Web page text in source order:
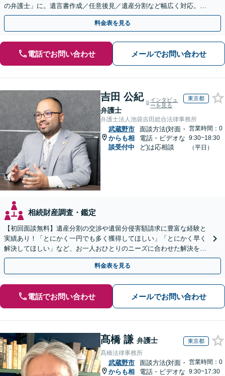
の弁護士」に。遺言書作成／任意後見／遺産分割など幅広く対応。お
気軽にご相談ください！【初回来所相談30分無料】
料金表を見る
電話でお問い合わせ メールでお問い合わせ
吉田 公紀
弁護士
インタビュ
ーを見る
東京都
弁護士法人池袋吉田総合法律事務所
武蔵野市
からも相
談受付中
面談方法(対面・
電話・ビデオな
ど)は応相談
営業時間：0
9:30~18:30
（平日）
相続財産調査・鑑定
【初回面談無料】遺産分割の交渉や遺留分侵害額請求に豊富な経験と
実績あり！「とにかく一円でも多く獲得してほしい」「とにかく早く
解決してほしい」など、お一人おひとりのニーズに合わせた解決を目
指します【WEB面談可】
料金表を見る
電話でお問い合わせ メールでお問い合わせ
髙橋 謙 弁護士 東京都
髙橋法律事務所
武蔵野市
からも相
面談方法(対面・
電話・ビデオな
営業時間：0
9:30~17:30